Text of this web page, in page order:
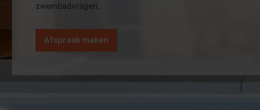
zwembadvragen.
Afspraak maken